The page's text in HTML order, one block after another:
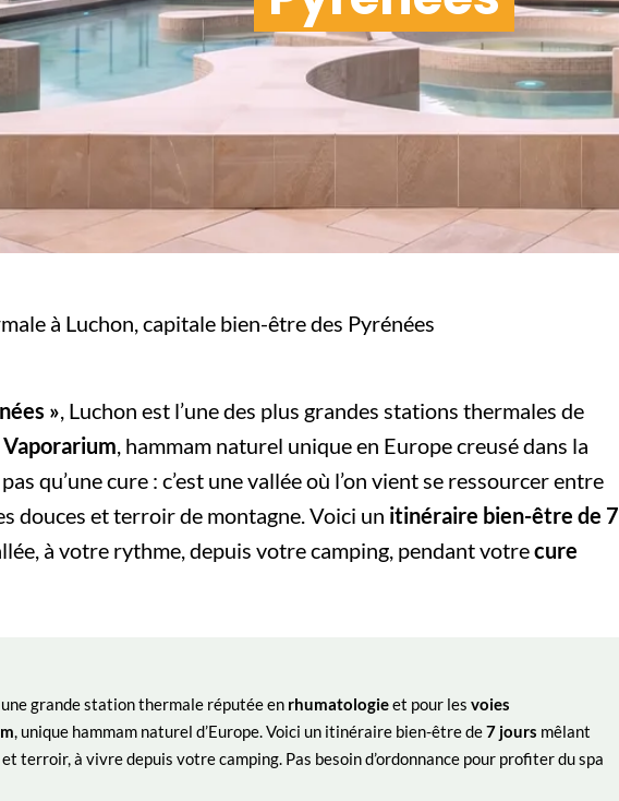
à Luchon, capitale bien-être des Pyrénées
», Luchon est l’une des plus grandes stations thermales de
Vaporarium, hammam naturel unique en Europe creusé dans la
qu’une cure : c’est une vallée où l’on vient se ressourcer entre
douces et terroir de montagne. Voici un itinéraire bien-être de 7
à votre rythme, depuis votre camping, pendant votrecure
grande station thermale réputée en rhumatologieet pour les voies
, unique hammam naturel d’Europe. Voici un itinéraire bien-être de7 jours mêlant
terroir, à vivre depuis votre camping. Pas besoin d’ordonnance pour profiter du spa